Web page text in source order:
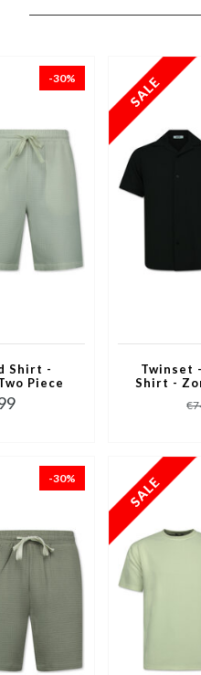
-30%
Shirt -
Piece
- Beige
Twinset
Shirt -
Piece
-30%